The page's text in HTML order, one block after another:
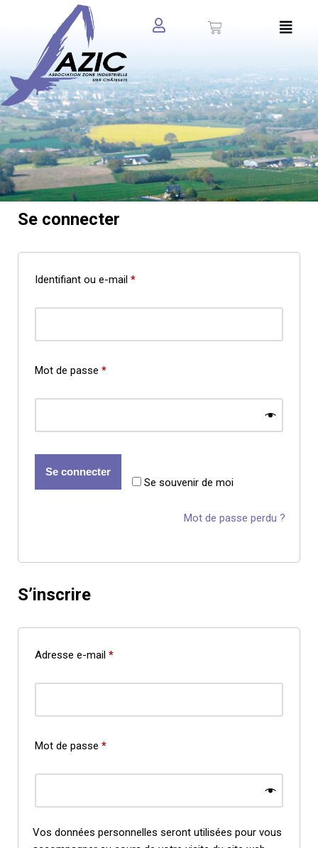
contenu
Accueil»Mon compte
Mon compte
Se connecter
Identifiant ou e-mail *
Mot de passe *
Se souvenir de moi
Se connecter
Mot de passe perdu ?
S’inscrire
Adresse e-mail *
Mot de passe *
Vos données personnelles seront utilisées pour vous